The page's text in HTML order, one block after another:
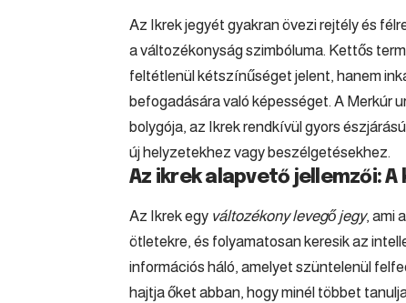
Az Ikrek jegyét gyakran övezi rejtély és
a változékonyság szimbóluma. Kettős
feltétlenül kétszínűséget jelent, hanem
befogadására való képességet. A Merkúr
bolygója, az Ikrek rendkívül gyors
új helyzetekhez vagy beszélgetésekhez.
Az ikrek alapvető jellemzői:
Az Ikrek egy változékony levegő jegy, ami
ötletekre, és folyamatosan keresik az
információs háló, amelyet szüntelenül
hajtja őket abban, hogy minél többet